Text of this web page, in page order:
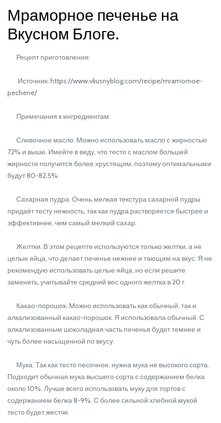
Мраморное печенье на
Вкусном Блоге.
Рецепт приготовления:
Источник: https://www.vkusnyblog.com/recipe/mramornoe-
pechene/
Примечания к ингредиентам:
Сливочное масло. Можно использовать масло с жирностью
72% и выше. Имейте в виду, что тесто с маслом большей
жирности получится более хрустящим, поэтому оптимальными
будут 80-82,5%.
Сахарная пудра. Очень мелкая текстура сахарной пудры
придаёт тесту нежность, так как пудра растворяется быстрее и
эффективнее, чем самый мелкий сахар.
Желтки. В этом рецепте используются только желтки, а не
целые яйца, что делает печенье нежнее и тающим на вкус. Я не
рекомендую использовать целые яйца, но если решите
заменить, учитывайте средний вес одного желтка в 20 г.
Какао-порошок. Можно использовать как обычный, так и
алкализованный какао-порошок. Я использовала обычный. С
алкализованным шоколадная часть печенья будет темнее и
чуть более насыщенной по вкусу.
Мука. Так как тесто песочное, нужна мука не высокого сорта.
Подходит обычная мука высшего сорта с содержанием белка
около 10%. Лучше всего использовать муку для тортов с
содержанием белка 8-9%. С более сильной хлебной мукой
тесто будет жестче.